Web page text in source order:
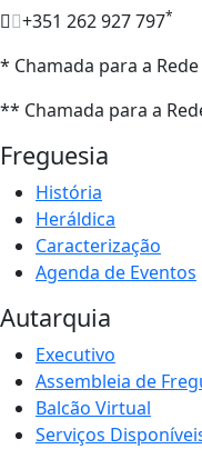
+351 262 927 797*
* Chamada para a
** Chamada para a
Freguesia
História
Heráldica
Caracterização
Agenda de Eventos
Autarquia
Executivo
Assembleia de
Balcão Virtual
Serviços